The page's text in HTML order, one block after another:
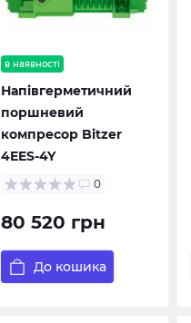
в наявності
Напівгерметичний
поршневий
компресор Bitzer
4EES-4Y
0
80 520 грн
До кошика